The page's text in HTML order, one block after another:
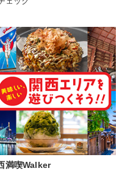
満喫Walker